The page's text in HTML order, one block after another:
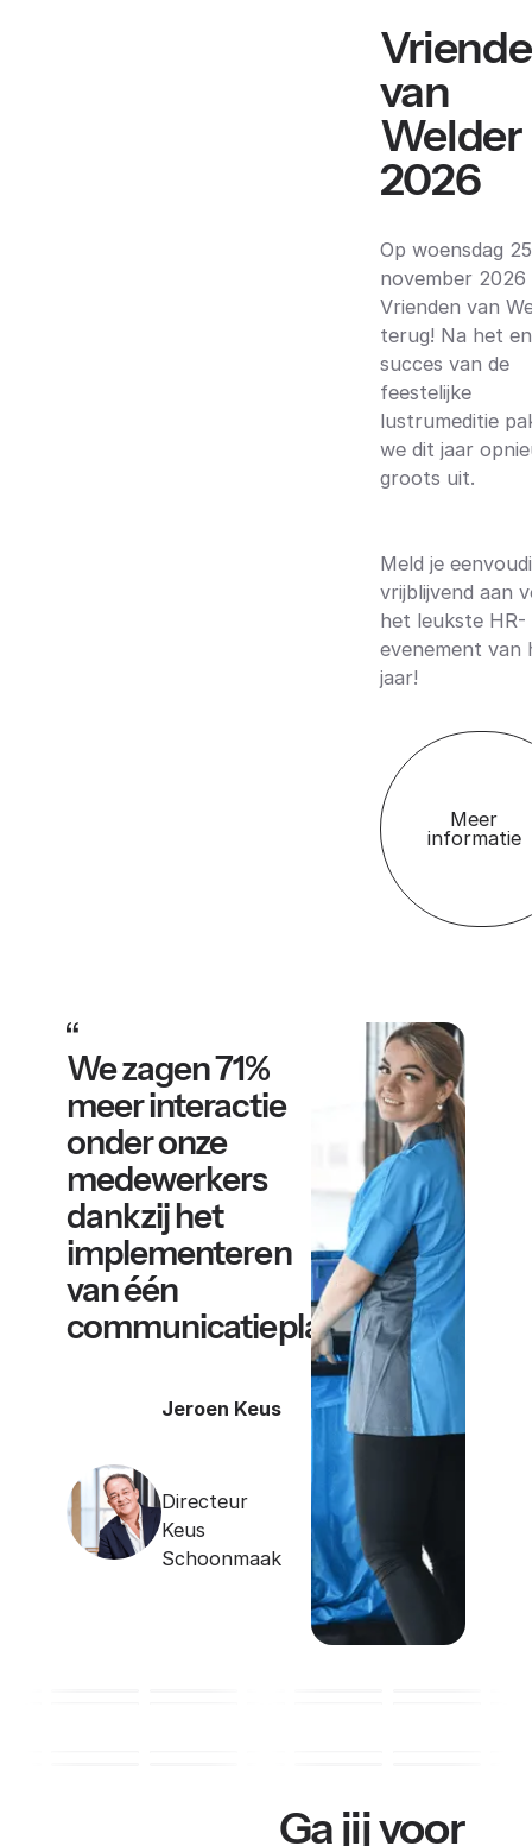
van
Welder
2026
Op woensdag 25
november
Vrienden van
terug! Na het
succes van de
feestelijke
lustrumeditie
we dit jaar
groots uit.
Meld je
vrijblijvend aan
het leukste HR-
evenement van
jaar!
Meer
informatie
We zagen 71%
meer interactie
onder onze
medewerkers
dankzij het
implementeren
van één
communicatieplatform.
Jeroen Keus
Directeur
Keus
Schoonmaak
Ga jij voor